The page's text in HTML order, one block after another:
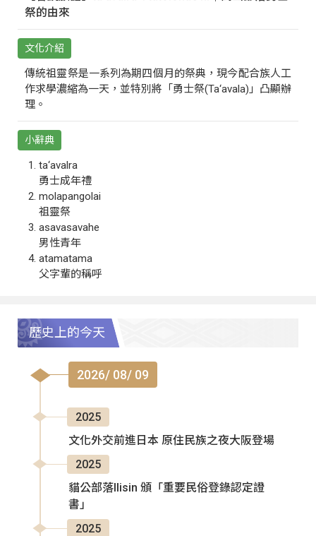
祭的由來
文化介紹
傳統祖靈祭是一系列為期四個月的祭典，現今配合族人工
作求學濃縮為一天，並特別將「勇士祭(Ta‘avala)」凸顯辦
理。
小辭典
ta‘avalra
勇士成年禮
molapangolai
祖靈祭
asavasavahe
男性青年
atamatama
父字輩的稱呼
歷史上的今天
2026/ 08/ 09
2025
文化外交前進日本 原住民族之夜大阪登場
2025
貓公部落Ilisin 頒「重要民俗登錄認定證
書」
2025